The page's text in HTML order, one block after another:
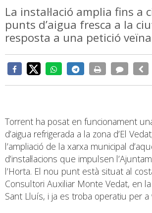
La instal·lació amplia fins a
punts d’aigua fresca a la
resposta a una petició
Torrent ha posat en funcionament
d’aigua refrigerada a la zona d’El
l’ampliació de la xarxa municipal
d’instal·lacions que impulsen
l’Horta. El nou punt està situat al
Consultori Auxiliar Monte Vedat, en
Sant Lluís, i ja es troba operatiu per a